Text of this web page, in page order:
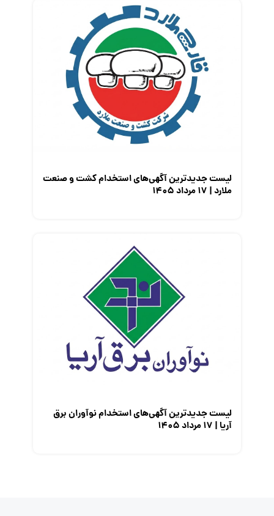
لیست جدیدترین آگهی‌های استخدام کشت و صنعت
ملارد | ۱۷ مرداد ۱۴۰۵
لیست جدیدترین آگهی‌های استخدام نوآوران برق
آریا | ۱۷ مرداد ۱۴۰۵